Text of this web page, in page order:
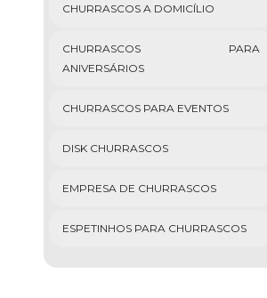
CHURRASCOS A DOMICÍLIO
CHURRASCOS PARA
ANIVERSÁRIOS
CHURRASCOS PARA EVENTOS
DISK CHURRASCOS
EMPRESA DE CHURRASCOS
ESPETINHOS PARA CHURRASCOS